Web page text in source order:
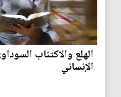
الهلع والاكتئاب
الإنساني